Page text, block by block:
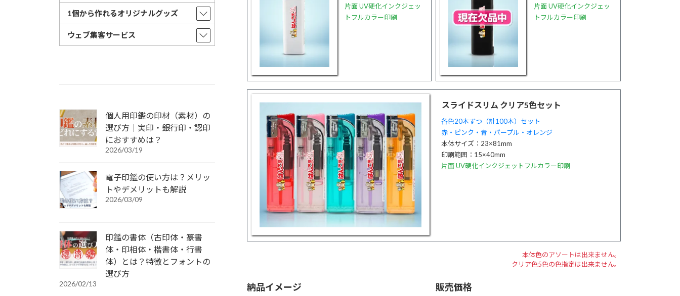
片面 UV硬化インクジェッ
トフルカラー印刷
片面 UV硬化インクジェッ
トフルカラー印刷
スライドスリム クリア5色セット
各色20本ずつ（計100本）セット
赤・ピンク・青・パープル・オレンジ
本体サイズ：23×81mm
印刷範囲：15×40mm
片面 UV硬化インクジェットフルカラー印刷
本体色のアソートは出来ません。
クリア色5色の色指定は出来ません。
納品イメージ 販売価格
1個から作れるオリジナルグッズ
ウェブ集客サービス
個人用印鑑の印材（素材）の
選び方｜実印・銀行印・認印
におすすめは？
2026/03/19
電子印鑑の使い方は？メリッ
トやデメリットも解説
2026/03/09
印鑑の書体（古印体・篆書
体・印相体・楷書体・行書
体）とは？特徴とフォントの
選び方
2026/02/13